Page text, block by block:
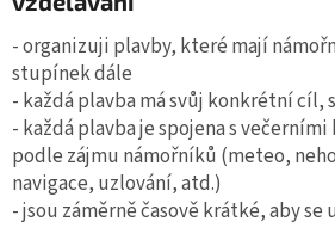
- organizuji plavby, které mají
stupínek dále
- každá plavba má svůj konkrétní cíl,
- každá plavba je spojena s
podle zájmu námořníků (meteo,
navigace, uzlování, atd.)
- jsou záměrně časově krátké, aby